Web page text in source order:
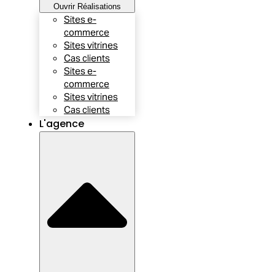
Ouvrir Réalisations
Sites e-
commerce
Sites vitrines
Cas clients
Sites e-
commerce
Sites vitrines
Cas clients
L'agence